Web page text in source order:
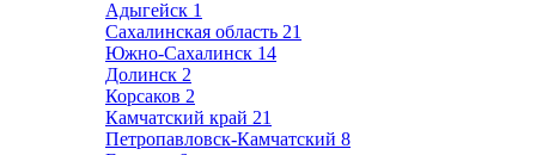
Адыгейск 1
Сахалинская область 21
Южно-Сахалинск 14
Долинск 2
Корсаков 2
Камчатский край 21
Петропавловск-Камчатский 8